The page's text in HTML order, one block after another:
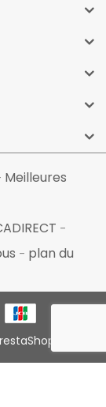
Meilleures
plan du